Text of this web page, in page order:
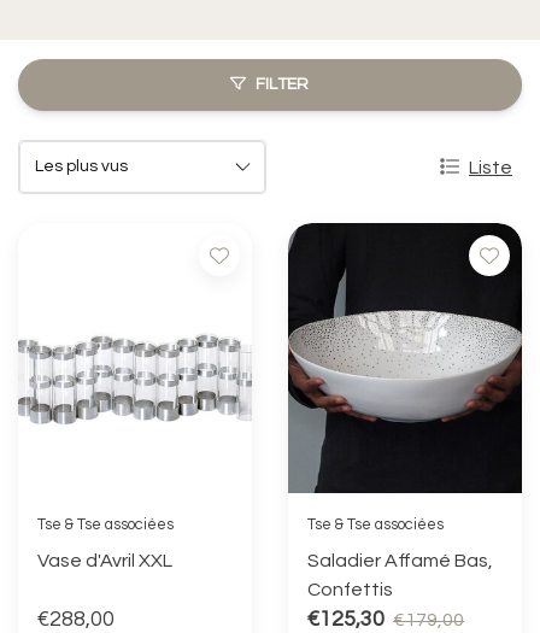
FILTER
Liste
Tse & Tse associées
Vase d'Avril XXL
€288,00
Tse & Tse associées
Saladier Affamé Bas,
Confettis
€125,30 €179,00